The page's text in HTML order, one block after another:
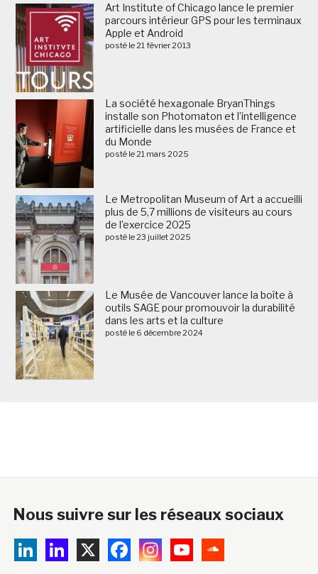
Art Institute of Chicago lance le premier
parcours intérieur GPS pour les terminaux
Apple et Android
posté le 21 février 2013
La société hexagonale BryanThings
installe son Photomaton et l’intelligence
artificielle dans les musées de France et
du Monde
posté le 21 mars 2025
Le Metropolitan Museum of Art a accueilli
plus de 5,7 millions de visiteurs au cours
de l’exercice 2025
posté le 23 juillet 2025
Le Musée de Vancouver lance la boîte à
outils SAGE pour promouvoir la durabilité
dans les arts et la culture
posté le 6 décembre 2024
Nous suivre sur les réseaux sociaux